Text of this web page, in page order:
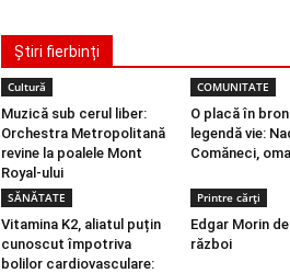
Știri fierbinți
Cultură
Muzică sub cerul liber:
Orchestra Metropolitană
revine la poalele Mont
Royal-ului
COMUNITATE
O placă în
legendă vie:
Comăneci,
SĂNĂTATE
Vitamina K2, aliatul puțin
cunoscut împotriva
bolilor cardiovasculare:
Printre cărți
Edgar Morin
război